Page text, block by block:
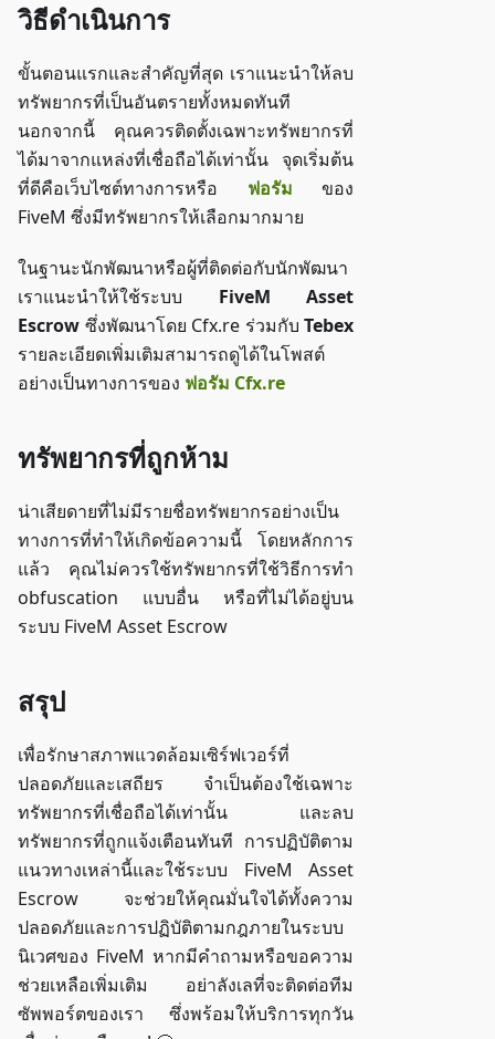
วิธีดำเนินการ
ขั้นตอนแรกและสำคัญที่สุด เราแนะนำให้ลบ
ทรัพยากรที่เป็นอันตรายทั้งหมดทันที
นอกจากนี้ คุณควรติดตั้งเฉพาะทรัพยากรที่
ได้มาจากแหล่งที่เชื่อถือได้เท่านั้น จุดเริ่มต้น
ที่ดีคือเว็บไซต์ทางการหรือ ฟอรัม ของ
FiveM ซึ่งมีทรัพยากรให้เลือกมากมาย
ในฐานะนักพัฒนาหรือผู้ที่ติดต่อกับนักพัฒนา
เราแนะนำให้ใช้ระบบ FiveM Asset
Escrow ซึ่งพัฒนาโดย Cfx.re ร่วมกับ Tebex
รายละเอียดเพิ่มเติมสามารถดูได้ในโพสต์
อย่างเป็นทางการของ ฟอรัม Cfx.re
ทรัพยากรที่ถูกห้าม
น่าเสียดายที่ไม่มีรายชื่อทรัพยากรอย่างเป็น
ทางการที่ทำให้เกิดข้อความนี้ โดยหลักการ
แล้ว คุณไม่ควรใช้ทรัพยากรที่ใช้วิธีการทำ
obfuscation แบบอื่น หรือที่ไม่ได้อยู่บน
ระบบ FiveM Asset Escrow
สรุป
เพื่อรักษาสภาพแวดล้อมเซิร์ฟเวอร์ที่
ปลอดภัยและเสถียร จำเป็นต้องใช้เฉพาะ
ทรัพยากรที่เชื่อถือได้เท่านั้น และลบ
ทรัพยากรที่ถูกแจ้งเตือนทันที การปฏิบัติตาม
แนวทางเหล่านี้และใช้ระบบ FiveM Asset
Escrow จะช่วยให้คุณมั่นใจได้ทั้งความ
ปลอดภัยและการปฏิบัติตามกฎภายในระบบ
นิเวศของ FiveM หากมีคำถามหรือขอความ
ช่วยเหลือเพิ่มเติม อย่าลังเลที่จะติดต่อทีม
ซัพพอร์ตของเรา ซึ่งพร้อมให้บริการทุกวัน